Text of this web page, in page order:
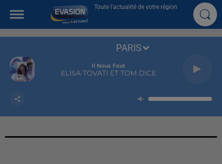
Toute l'actualité de votre région
Il Nous Faut
ELISA TOVATI ET TOM DICE
PARIS